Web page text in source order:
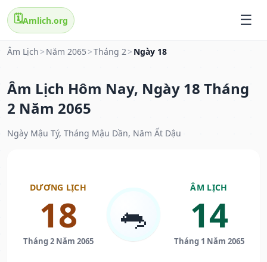
🗓️Amlich.org
Âm Lịch > Năm 2065 >Tháng 2> Ngày 18
Âm Lịch Hôm Nay, Ngày 18 Tháng
2 Năm 2065
Ngày Mậu Tý, Tháng Mậu Dần, Năm Ất Dậu
DƯƠNG LỊCH
18
Tháng 2 Năm 2065
🐀
ÂM LỊCH
14
Tháng 1 Năm 2065